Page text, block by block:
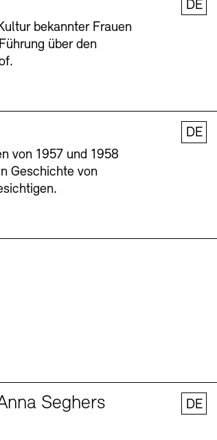
Newsletter
Newsletter
bekannter Frauen
über den
DE
von 1957 und 1958
Geschichte von
DE
Seghers
DE